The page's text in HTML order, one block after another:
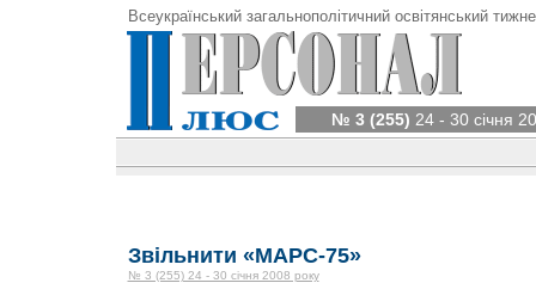
Всеукраїнський загальнополітичний освітянський
№ 3 (255) 24 - 30 січня
Звільнити «МАРС-75»
№ 3 (255) 24 - 30 січня 2008 року